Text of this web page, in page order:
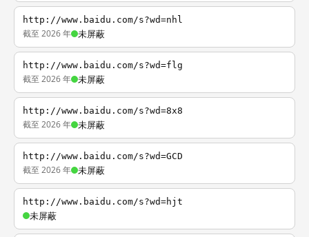
http://www.baidu.com/s?wd=nhl
截至 2026 年 未屏蔽
http://www.baidu.com/s?wd=flg
截至 2026 年 未屏蔽
http://www.baidu.com/s?wd=8x8
截至 2026 年 未屏蔽
http://www.baidu.com/s?wd=GCD
截至 2026 年 未屏蔽
http://www.baidu.com/s?wd=hjt
未屏蔽